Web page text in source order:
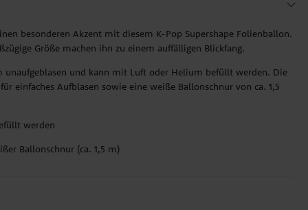
besonderen Akzent mit diesem K-Pop Supershape Folienballon.
Größe machen ihn zu einem auffälligen Blickfang.
unaufgeblasen und kann mit Luft oder Helium befüllt werden. Die
einfaches Aufblasen sowie eine weiße Ballonschnur von ca. 1,5
werden
Ballonschnur (ca. 1,5 m)